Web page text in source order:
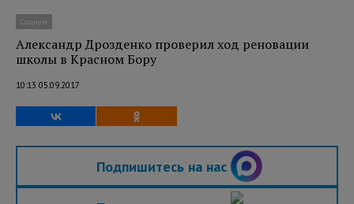
Социум
Александр Дрозденко проверил ход реновации
школы в Красном Бору
10:13 05.09.2017
Подпишитесь на нас